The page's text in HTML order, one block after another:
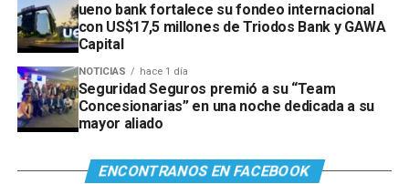
ueno bank fortalece su fondeo internacional
con US$17,5 millones de Triodos Bank y GAWA
Capital
NOTICIAS hace 1 día
Seguridad Seguros premió a su “Team
Concesionarias” en una noche dedicada a su
mayor aliado
ENCONTRANOS EN FACEBOOK